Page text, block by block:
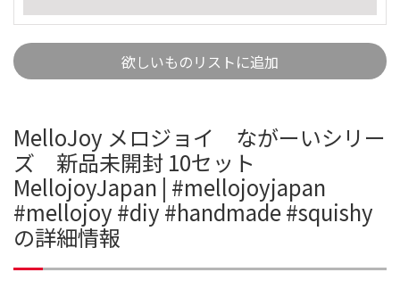
欲しいものリストに追加
MelloJoy メロジョイ ながーいシリー
ズ 新品未開封 10セット
MellojoyJapan | #mellojoyjapan
#mellojoy #diy #handmade #squishy
の詳細情報